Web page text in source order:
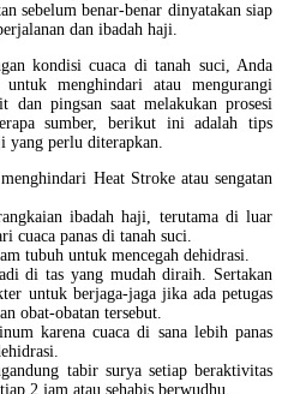
sebelum benar-benar dinyatakan siap
dan ibadah haji.
kondisi cuaca di tanah suci, Anda
menghindari atau mengurangi
dan pingsan saat melakukan prosesi
sumber, berikut ini adalah tips
yang perlu diterapkan.
Heat Stroke atau sengatan
ibadah haji, terutama di luar
cuaca panas di tanah suci.
tubuh untuk mencegah dehidrasi.
di tas yang mudah diraih. Sertakan
untuk berjaga-jaga jika ada petugas
obat-obatan tersebut.
karena cuaca di sana lebih panas
tabir surya setiap beraktivitas
2 jam atau sehabis berwudhu.